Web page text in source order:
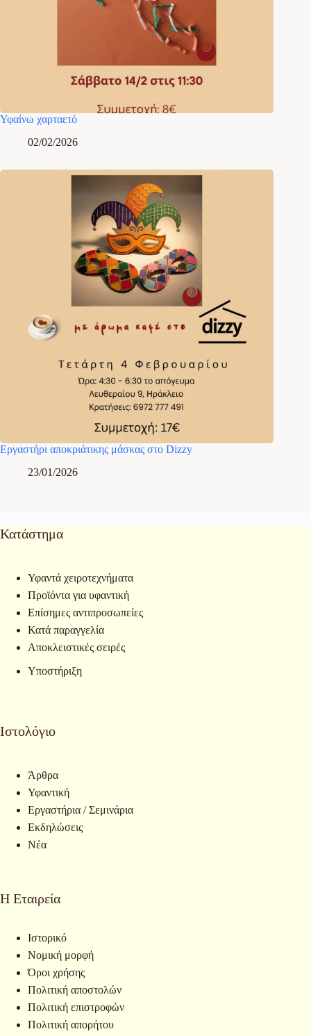
Υφαίνω χαρταετό
02/02/2026
Εργαστήρι αποκριάτικης μάσκας στο Dizzy
23/01/2026
Κατάστημα
Υφαντά χειροτεχνήματα
Προϊόντα για υφαντική
Επίσημες αντιπροσωπείες
Κατά παραγγελία
Αποκλειστικές σειρές
Υποστήριξη
Ιστολόγιο
Άρθρα
Υφαντική
Εργαστήρια / Σεμινάρια
Εκδηλώσεις
Νέα
Η Εταιρεία
Ιστορικό
Νομική μορφή
Όροι χρήσης
Πολιτική αποστολών
Πολιτική επιστροφών
Πολιτική απορήτου